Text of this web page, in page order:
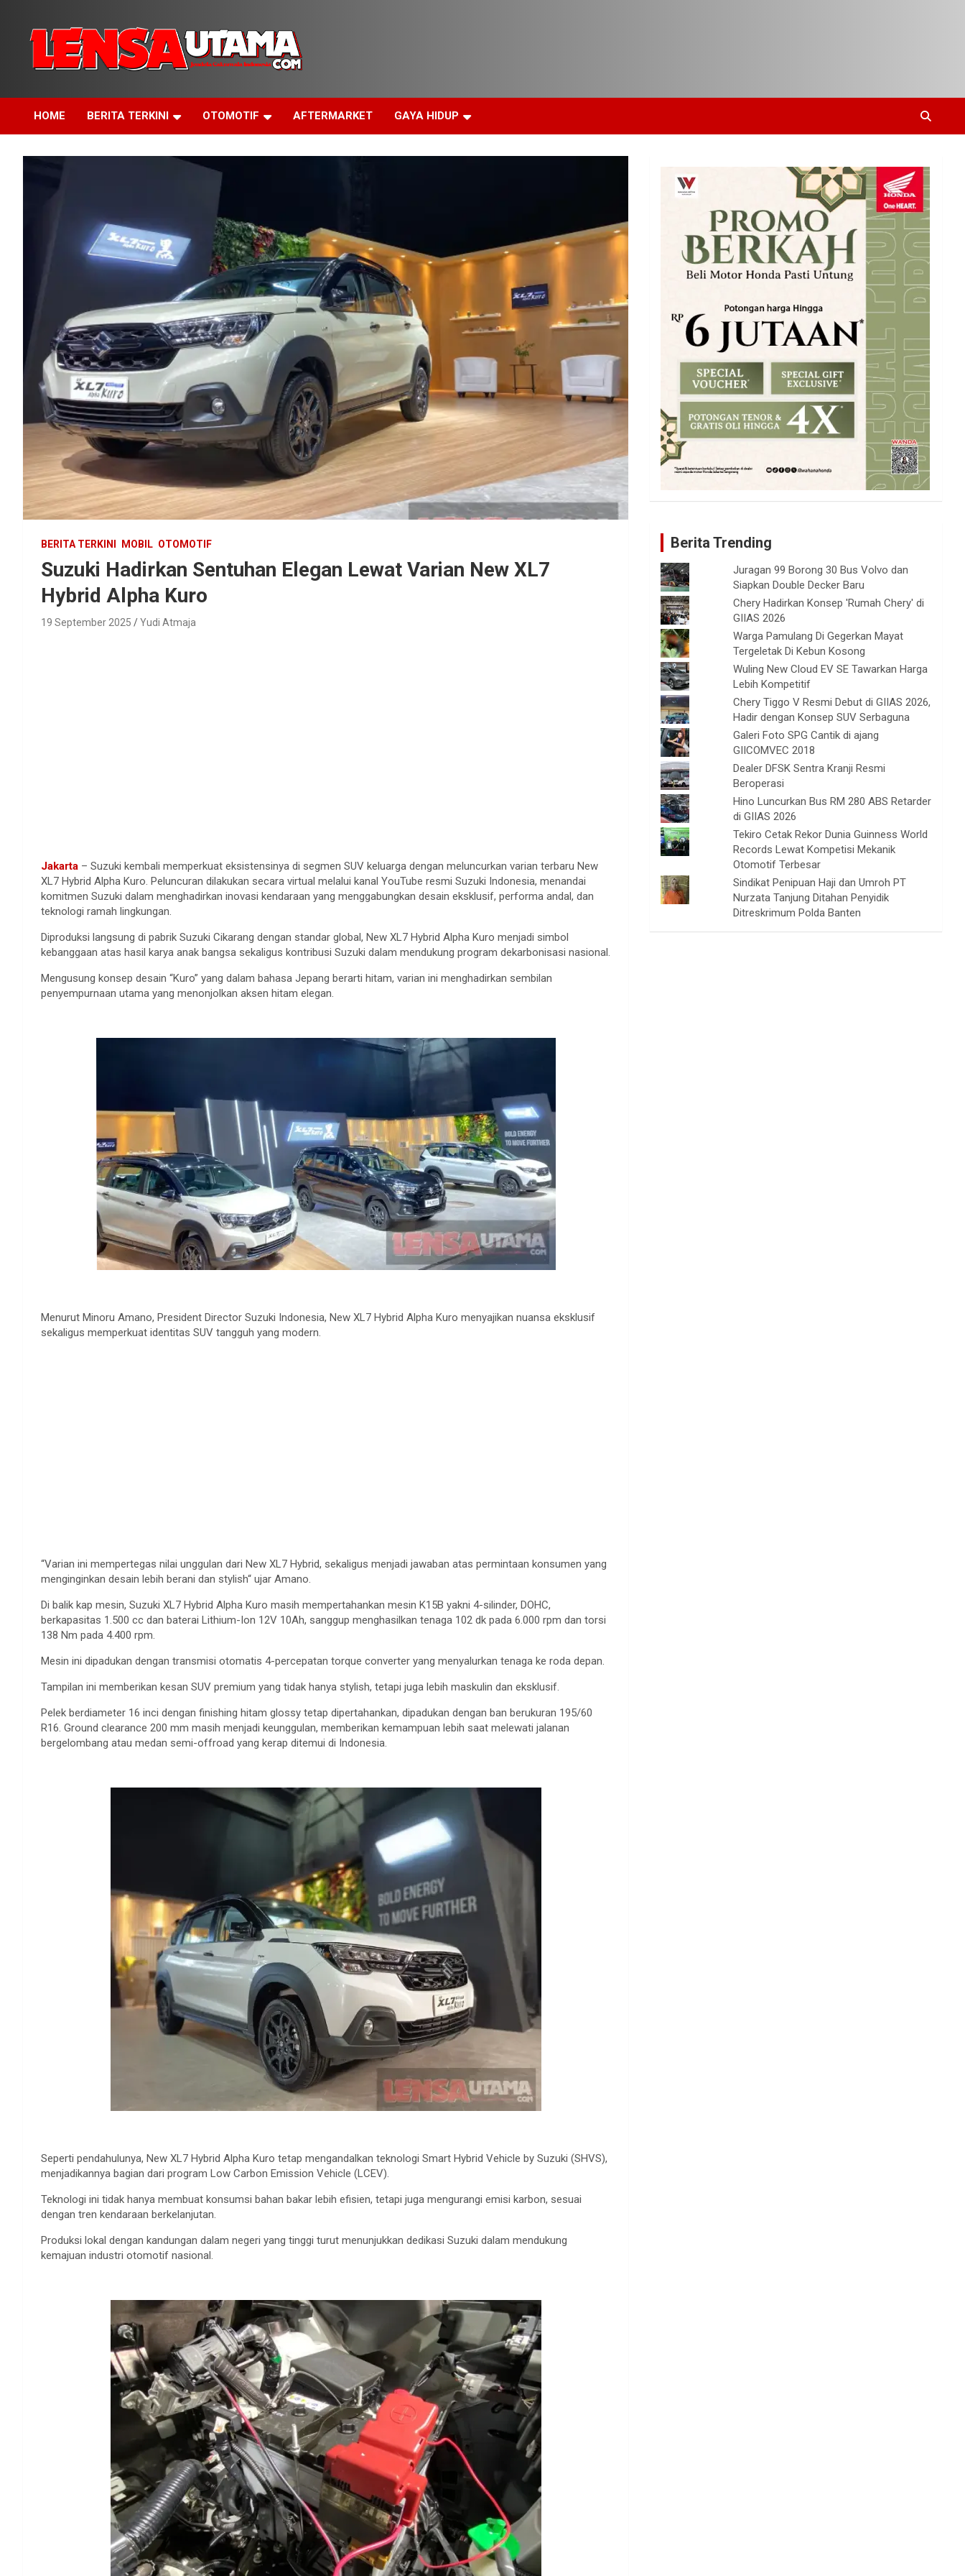
content
LensaUtama
HOME BERITA TERKINI OTOMOTIF AFTERMARKET GAYA HIDUP
BERITA TERKINI MOBIL OTOMOTIF
Suzuki Hadirkan Sentuhan Elegan Lewat Varian New XL7
Hybrid Alpha Kuro
19 September 2025 Yudi Atmaja
Jakarta – Suzuki kembali memperkuat eksistensinya di segmen SUV keluarga dengan meluncurkan varian terbaru New
XL7 Hybrid Alpha Kuro. Peluncuran dilakukan secara virtual melalui kanal YouTube resmi Suzuki Indonesia, menandai
komitmen Suzuki dalam menghadirkan inovasi kendaraan yang menggabungkan desain eksklusif, performa andal, dan
teknologi ramah lingkungan.
Diproduksi langsung di pabrik Suzuki Cikarang dengan standar global, New XL7 Hybrid Alpha Kuro menjadi simbol
kebanggaan atas hasil karya anak bangsa sekaligus kontribusi Suzuki dalam mendukung program dekarbonisasi nasional.
Mengusung konsep desain “Kuro” yang dalam bahasa Jepang berarti hitam, varian ini menghadirkan sembilan
penyempurnaan utama yang menonjolkan aksen hitam elegan.
Menurut Minoru Amano, President Director Suzuki Indonesia, New XL7 Hybrid Alpha Kuro menyajikan nuansa eksklusif
sekaligus memperkuat identitas SUV tangguh yang modern.
“Varian ini mempertegas nilai unggulan dari New XL7 Hybrid, sekaligus menjadi jawaban atas permintaan konsumen yang
menginginkan desain lebih berani dan stylish“ ujar Amano.
Di balik kap mesin, Suzuki XL7 Hybrid Alpha Kuro masih mempertahankan mesin K15B yakni 4-silinder, DOHC,
berkapasitas 1.500 cc dan baterai Lithium-Ion 12V 10Ah, sanggup menghasilkan tenaga 102 dk pada 6.000 rpm dan torsi
138 Nm pada 4.400 rpm.
Mesin ini dipadukan dengan transmisi otomatis 4-percepatan torque converter yang menyalurkan tenaga ke roda depan.
Tampilan ini memberikan kesan SUV premium yang tidak hanya stylish, tetapi juga lebih maskulin dan eksklusif.
Pelek berdiameter 16 inci dengan finishing hitam glossy tetap dipertahankan, dipadukan dengan ban berukuran 195/60
R16. Ground clearance 200 mm masih menjadi keunggulan, memberikan kemampuan lebih saat melewati jalanan
bergelombang atau medan semi-offroad yang kerap ditemui di Indonesia.
Seperti pendahulunya, New XL7 Hybrid Alpha Kuro tetap mengandalkan teknologi Smart Hybrid Vehicle by Suzuki (SHVS),
menjadikannya bagian dari program Low Carbon Emission Vehicle (LCEV).
Teknologi ini tidak hanya membuat konsumsi bahan bakar lebih efisien, tetapi juga mengurangi emisi karbon, sesuai
dengan tren kendaraan berkelanjutan.
Produksi lokal dengan kandungan dalam negeri yang tinggi turut menunjukkan dedikasi Suzuki dalam mendukung
kemajuan industri otomotif nasional.
Berita Trending
Juragan 99 Borong 30 Bus Volvo dan
Siapkan Double Decker Baru
Chery Hadirkan Konsep 'Rumah Chery' di
GIIAS 2026
Warga Pamulang Di Gegerkan Mayat
Tergeletak Di Kebun Kosong
Wuling New Cloud EV SE Tawarkan Harga
Lebih Kompetitif
Chery Tiggo V Resmi Debut di GIIAS 2026,
Hadir dengan Konsep SUV Serbaguna
Galeri Foto SPG Cantik di ajang
GIICOMVEC 2018
Dealer DFSK Sentra Kranji Resmi
Beroperasi
Hino Luncurkan Bus RM 280 ABS Retarder
di GIIAS 2026
Tekiro Cetak Rekor Dunia Guinness World
Records Lewat Kompetisi Mekanik
Otomotif Terbesar
Sindikat Penipuan Haji dan Umroh PT
Nurzata Tanjung Ditahan Penyidik
Ditreskrimum Polda Banten